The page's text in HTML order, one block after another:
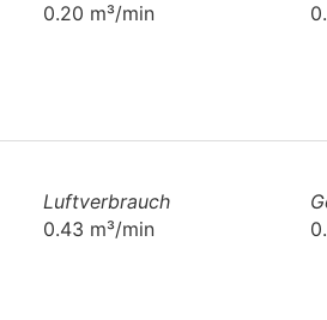
0.20 m³/min
Luftverbrauch
0.43 m³/min